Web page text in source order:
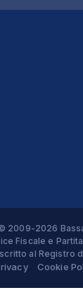
2009-2026
Fiscale e
al
Cookie